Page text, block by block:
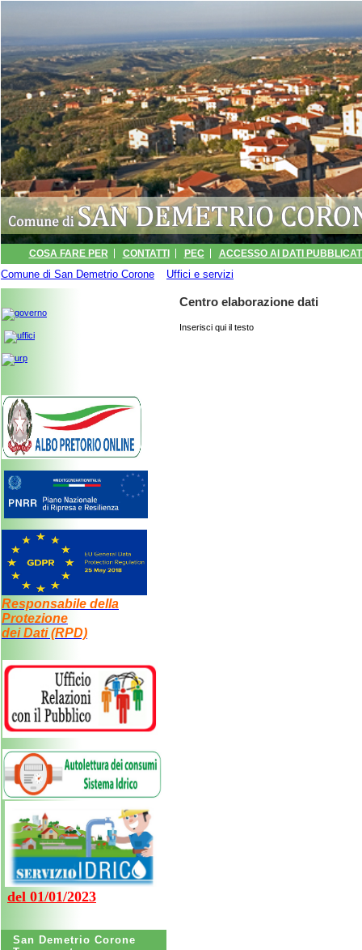
COSA FARE PER CONTATTI PEC
ACCESSO AI DATI
INFORMATIVA
ARCHIVIO EVENTI
Comune di San Demetrio Corone Uffici e servizi
Responsabile della
Protezione
dei Dati (RPD)
del 01/01/2023
San Demetrio Corone
Centro elaborazione dati
Inserisci qui il testo